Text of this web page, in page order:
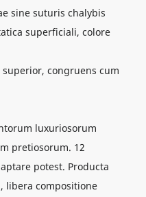
sine suturis chalybis
superficiali, colore
congruens cum
potest. Producta
libera compositione